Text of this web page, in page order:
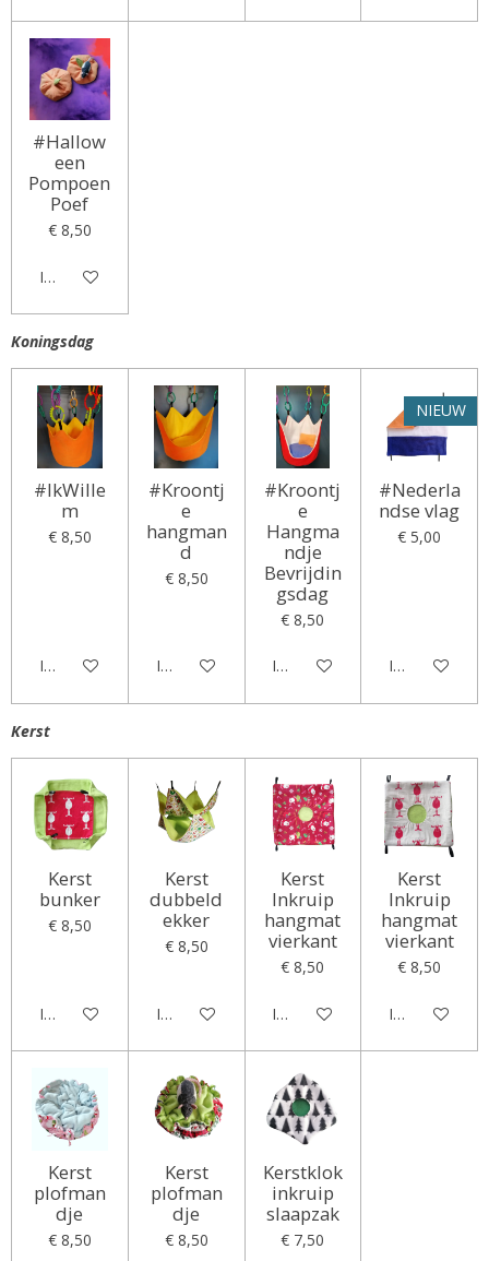
#Hallow
een
Pompoen
Poef
€ 8,50
In winkelwagen
Koningsdag
#IkWille
m
€ 8,50
In winkelwagen
#Kroontj
e
hangman
d
€ 8,50
In winkelwagen
#Kroontj
e
Hangma
ndje
Bevrijdin
gsdag
€ 8,50
In winkelwagen
NIEUW
#Nederla
ndse vlag
€ 5,00
In
Kerst
Kerst
bunker
€ 8,50
In winkelwagen
Kerst
dubbeld
ekker
€ 8,50
In winkelwagen
Kerst
Inkruip
hangmat
vierkant
€ 8,50
In winkelwagen
Kerst
Inkruip
hangmat
vierkant
€ 8,50
In
Kerst
plofman
dje
€ 8,50
Kerst
plofman
dje
€ 8,50
Kerstklok
inkruip
slaapzak
€ 7,50